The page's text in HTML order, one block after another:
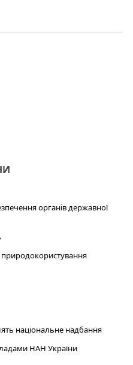
органів державної
національне надбання
НАН України